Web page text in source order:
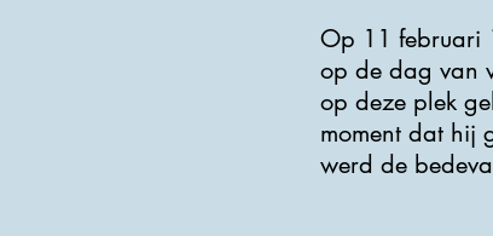
Op 11 februari
op de dag van
op deze plek
moment dat hij
werd de